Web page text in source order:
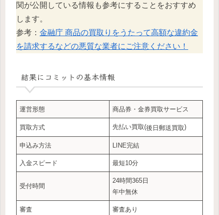
関が公開している情報も参考にすることをおすすめ
します。
参考： 金融庁 商品の買取りをうたって高額な違約金
を請求するなどの悪質な業者にご注意ください！
結果にコミット の基本情報
運営形態 商品券・金券買取サービス
買取方式 先払い買取(後日郵送買取)
申込み方法 LINE完結
入金スピード 最短10分
受付時間
24時間365日
年中無休
審査 審査あり